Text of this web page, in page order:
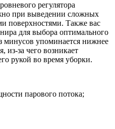
регулятора
при выведении сложных
поверхностями. Также вас
для выбора оптимального
минусов упоминается нижнее
из-за чего возникает
рукой во время уборки.
парового потока;